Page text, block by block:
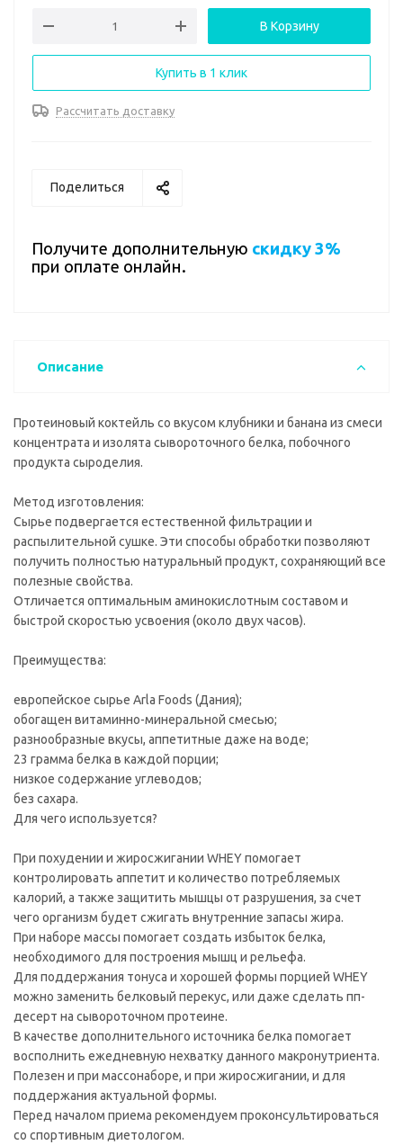
В Корзину
Купить в 1 клик
Рассчитать доставку
Поделиться
Получите дополнительную скидку 3%
при оплате онлайн.
Описание
Протеиновый коктейль со вкусом клубники и банана из смеси
концентрата и изолята сывороточного белка, побочного
продукта сыроделия.
Метод изготовления:
Сырье подвергается естественной фильтрации и
распылительной сушке. Эти способы обработки позволяют
получить полностью натуральный продукт, сохраняющий все
полезные свойства.
Отличается оптимальным аминокислотным составом и
быстрой скоростью усвоения (около двух часов).
Преимущества:
европейское сырье Arla Foods (Дания);
обогащен витаминно-минеральной смесью;
разнообразные вкусы, аппетитные даже на воде;
23 грамма белка в каждой порции;
низкое содержание углеводов;
без сахара.
Для чего используется?
При похудении и жиросжигании WHEY помогает
контролировать аппетит и количество потребляемых
калорий, а также защитить мышцы от разрушения, за счет
чего организм будет сжигать внутренние запасы жира.
При наборе массы помогает создать избыток белка,
необходимого для построения мышц и рельефа.
Для поддержания тонуса и хорошей формы порцией WHEY
можно заменить белковый перекус, или даже сделать пп-
десерт на сывороточном протеине.
В качестве дополнительного источника белка помогает
восполнить ежедневную нехватку данного макронутриента.
Полезен и при массонаборе, и при жиросжигании, и для
поддержания актуальной формы.
Перед началом приема рекомендуем проконсультироваться
со спортивным диетологом.